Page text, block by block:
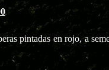
pintadas en rojo, a